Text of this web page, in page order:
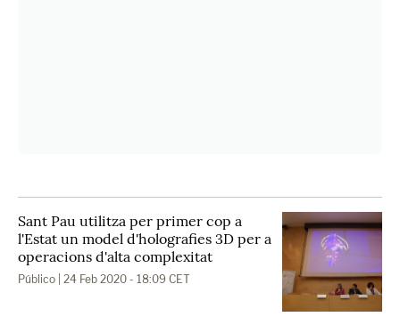
Sant Pau utilitza per primer cop a
l'Estat un model d'holografies 3D per a
operacions d'alta complexitat
Público | 24 Feb 2020 - 18:09 CET